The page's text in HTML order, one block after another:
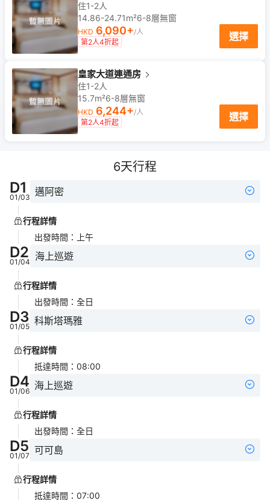
住1-2人
14.86-24.71m²6-8層無窗
HKD 6,090+/人
第2人4折起
選擇
皇家大道連通房
住1-2人
15.7m²6-8層無窗
HKD 6,244+/人
第2人4折起
選擇
6天行程
D1
01/03 邁阿密
行程詳情
出發時間 ： 上午
D2
01/04 海上巡遊
行程詳情
出發時間 ： 全日
D3
01/05 科斯塔瑪雅
行程詳情
抵達時間 ： 08:00
D4
01/06 海上巡遊
行程詳情
出發時間 ： 全日
D5
01/07 可可島
行程詳情
抵達時間 ： 07:00